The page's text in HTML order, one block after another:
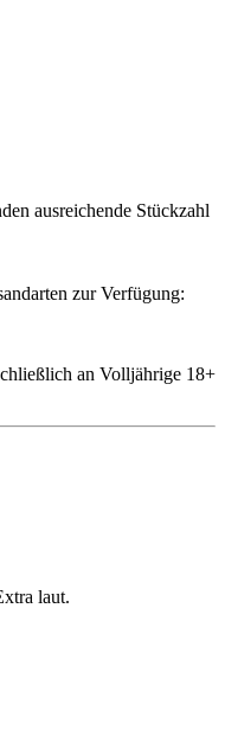
ausreichende Stückzahl
zur Verfügung:
an Volljährige 18+
laut.